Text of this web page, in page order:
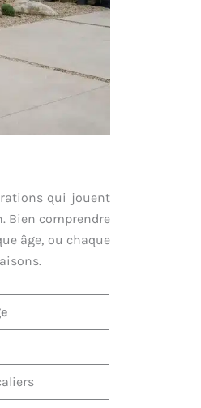
qui jouent
Bien comprendre
âge, ou chaque